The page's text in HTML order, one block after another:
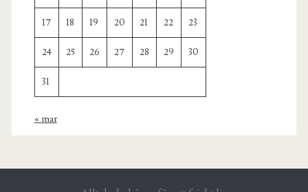
17 18 19 20 21 22 23
24 25 26 27 28 29 30
31
« mar